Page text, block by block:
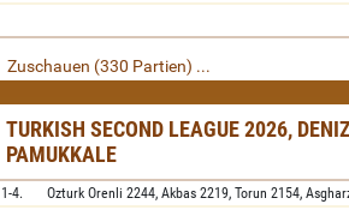
Zuschauen (330 Partien) ...
TURKISH SECOND LEAGUE 2026,
PAMUKKALE
1-4. Ozturk Orenli 2244, Akbas 2219, Torun 2154,